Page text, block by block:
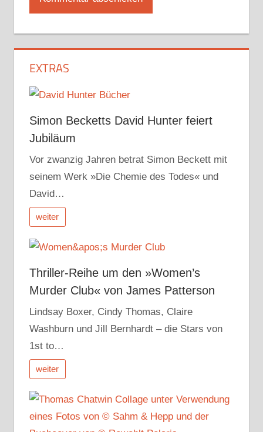
EXTRAS
Simon Becketts David Hunter feiert
Jubiläum
Vor zwanzig Jahren betrat Simon Beckett mit
seinem Werk »Die Chemie des Todes« und
David…
weiter
Thriller-Reihe um den »Women’s
Murder Club« von James Patterson
Lindsay Boxer, Cindy Thomas, Claire
Washburn und Jill Bernhardt – die Stars von
1st to…
weiter